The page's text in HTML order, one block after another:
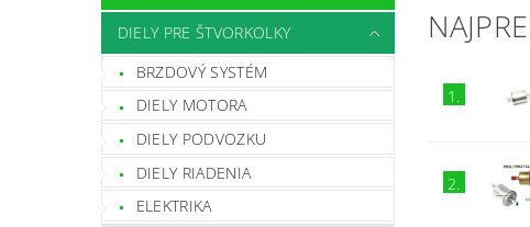
DIELY PRE ŠTVORKOLKY
BRZDOVÝ SYSTÉM
DIELY MOTORA
DIELY PODVOZKU
DIELY RIADENIA
ELEKTRIKA
1.
2.